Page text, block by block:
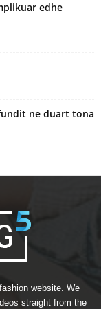
edhe
ne duart tona
website. We
straight from the